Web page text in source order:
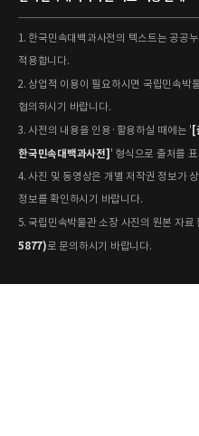
1. 한국민속대백과사전의 텍스트는 공공
적용합니다.
2. 상업적 이용이 필요하시면 국립민속박
협의하시기 바랍니다.
3. 사전의 내용을 인용·활용하실 때에는 ' [
한국민속대백과사전] ' 형식으로 출처를
4. 사진 및 동영상은 개별 저작권 정보가
정보를 확인하시기 바랍니다.
5. 국립민속박물관 소장 사진의 원본 자료
5877)로 문의하시기 바랍니다.